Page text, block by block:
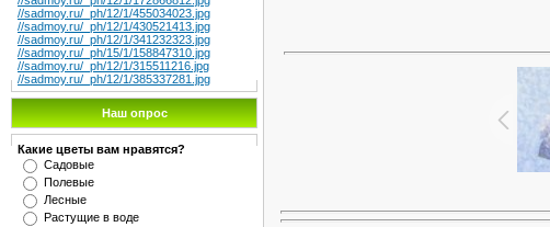
//sadmoy.ru/_ph/12/1/455034023.jpg
//sadmoy.ru/_ph/12/1/430521413.jpg
//sadmoy.ru/_ph/12/1/341232323.jpg
//sadmoy.ru/_ph/15/1/158847310.jpg
//sadmoy.ru/_ph/12/1/315511216.jpg
//sadmoy.ru/_ph/12/1/385337281.jpg
Наш опрос
Какие цветы вам нравятся?
Садовые
Полевые
Лесные
Растущие в воде